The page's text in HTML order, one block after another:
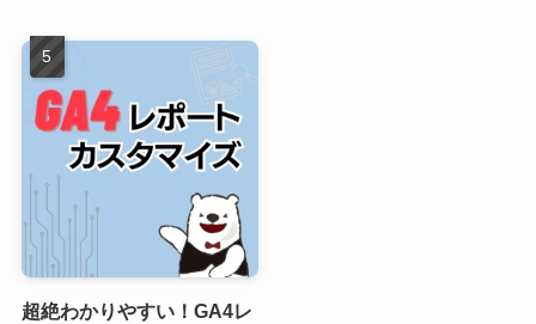
超絶わかりやすい！GA4レ